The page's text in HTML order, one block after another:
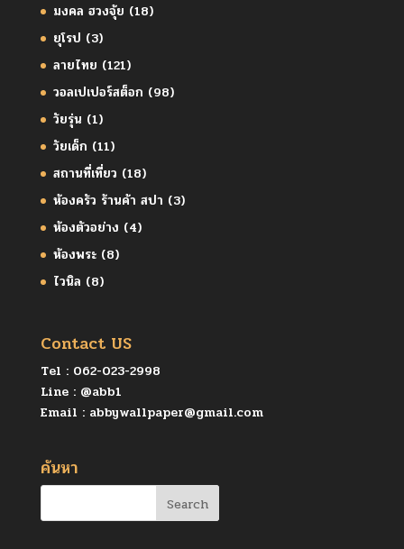
มงคล ฮวงจุ้ย (18)
ยุโรป (3)
ลายไทย (121)
วอลเปเปอร์สต็อก (98)
วัยรุ่น (1)
วัยเด็ก (11)
สถานที่เที่ยว (18)
ห้องครัว ร้านค้า สปา (3)
ห้องตัวอย่าง (4)
ห้องพระ(8)
ไวนิล (8)
Contact US
Tel : 062-023-2998
Line : @abb1
Email : abbywallpaper@gmail.com
ค้นหา